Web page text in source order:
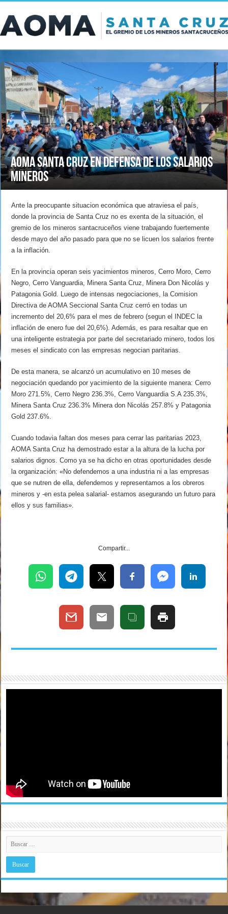
AOMA Santa Cruz en defensa de los salarios
mineros
Ante la preocupante situacion económica que atraviesa el país,
donde la provincia de Santa Cruz no es exenta de la situación, el
gremio de los mineros santacruceños viene trabajando fuertemente
desde mayo del año pasado para que no se licuen los salarios frente
a la inflación.
En la provincia operan seis yacimientos mineros, Cerro Moro, Cerro
Negro, Cerro Vanguardia, Minera Santa Cruz, Minera Don Nicolás y
Patagonia Gold. Luego de intensas negociaciones, la Comision
Directiva de AOMA Seccional Santa Cruz cerró en todas un
incremento del 20,6% para el mes de febrero (segun el INDEC la
inflación de enero fue del 20,6%). Además, es para resaltar que en
una inteligente estrategia por parte del secretariado minero, todos los
meses el sindicato con las empresas negocian paritarias.
De esta manera, se alcanzó un acumulativo en 10 meses de
negociación quedando por yacimiento de la siguiente manera: Cerro
Moro 271.5%, Cerro Negro 236.3%, Cerro Vanguardia S.A 235.3%,
Minera Santa Cruz 236.3% Minera don Nicolás 257.8% y Patagonia
Gold 237.6%.
Cuando todavia faltan dos meses para cerrar las paritarias 2023,
AOMA Santa Cruz ha demostrado estar a la altura de la lucha por
salarios dignos. Como ya se ha dicho en otras oportunidades desde
la organización: «No defendemos a una industria ni a las empresas
que se nutren de ella, defendemos y representamos a los obreros
mineros y -en esta pelea salarial- estamos asegurando un futuro para
ellos y sus familias».
Compartir...